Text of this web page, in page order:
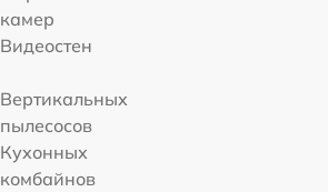
камер
Видеостен
Вертикальных
пылесосов
Кухонных
комбайнов